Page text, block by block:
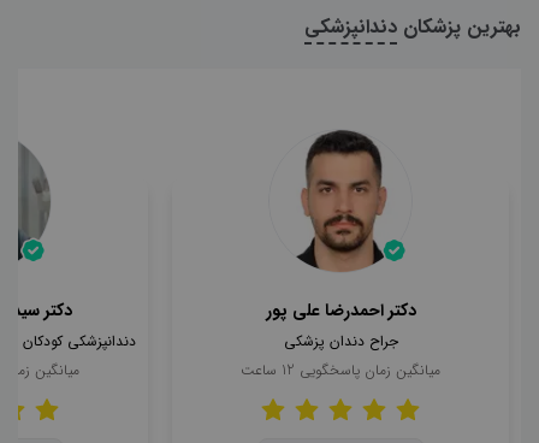
بهترین پزشکان دندانپزشکی
دکتر احمدرضا علی پور
جراح دندان پزشکی
میانگین زمان پاسخگویی 12 ساعت
دکتر سید
میانگین